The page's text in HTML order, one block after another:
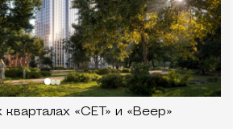
«СЕТ» и «Веер»